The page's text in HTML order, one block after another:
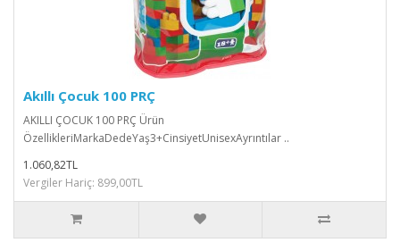
Akıllı Çocuk 100 PRÇ
AKILLI ÇOCUK 100 PRÇ Ürün
ÖzellikleriMarkaDedeYaş3+CinsiyetUnisexAyrıntılar ..
1.060,82TL
Vergiler Hariç: 899,00TL